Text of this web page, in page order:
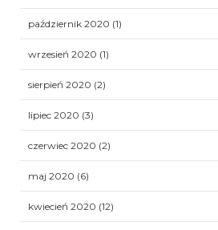
październik 2020 (1)
wrzesień 2020 (1)
sierpień 2020 (2)
lipiec 2020 (3)
czerwiec 2020 (2)
maj 2020 (6)
kwiecień 2020 (12)